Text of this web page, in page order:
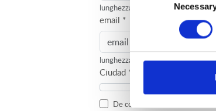
Selection
lunghezza massima: 256 caratteri
email *
lunghezza massima: 256 caratteri
Ciudad *
De conformidad con el art. 13